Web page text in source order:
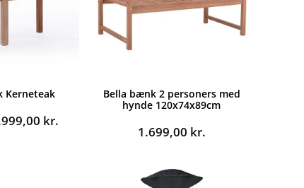
Kerneteak
kr.
Bella bænk 2 personers med
hynde 120x74x89cm
1.699,00 kr.